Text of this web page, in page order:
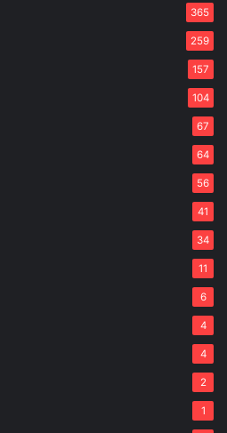
365
259
157
104
67
64
56
41
34
11
6
4
4
2
1